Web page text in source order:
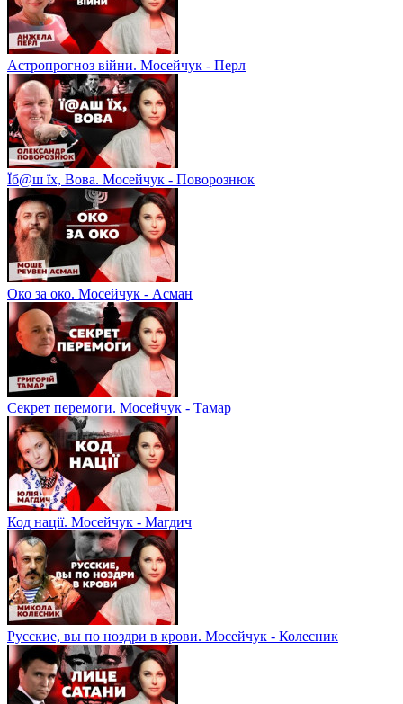
Астропрогноз війни. Мосейчук - Перл
Їб@ш їх, Вова. Мосейчук - Поворознюк
Око за око. Мосейчук - Асман
Секрет перемоги. Мосейчук - Тамар
Код нації. Мосейчук - Магдич
Русские, вы по ноздри в крови. Мосейчук - Колесник